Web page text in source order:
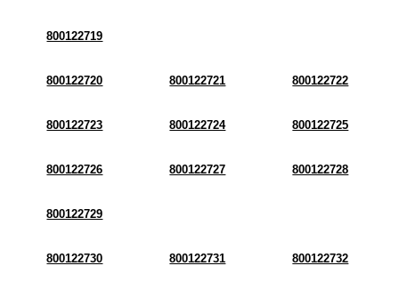
800122719
800122720 800122721 800122722
800122723 800122724 800122725
800122726 800122727 800122728
800122729
800122730 800122731 800122732